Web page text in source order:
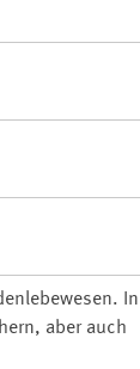
In
aber auch